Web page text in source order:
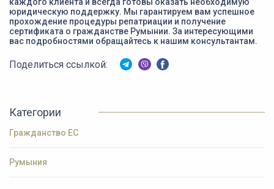
юридическую поддержку. Мы гарантируем вам успешное
прохождение процедуры репатриации и получение
сертификата о гражданстве Румынии. За интересующими
вас подробностями обращайтесь к нашим консультантам.
Поделиться ссылкой:
Категории
Гражданство ЕС
Румыния